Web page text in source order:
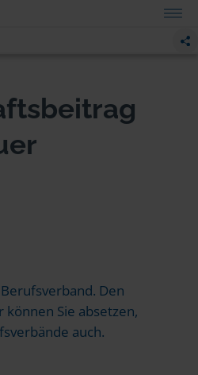
Den
Sie absetzen,
auch.